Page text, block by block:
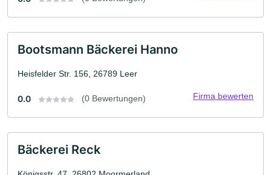
Bootsmann Bäckerei Hanno
Heisfelder Str. 156, 26789 Leer
0.0 (0 Bewertungen) Firma bewerten
Bäckerei Reck